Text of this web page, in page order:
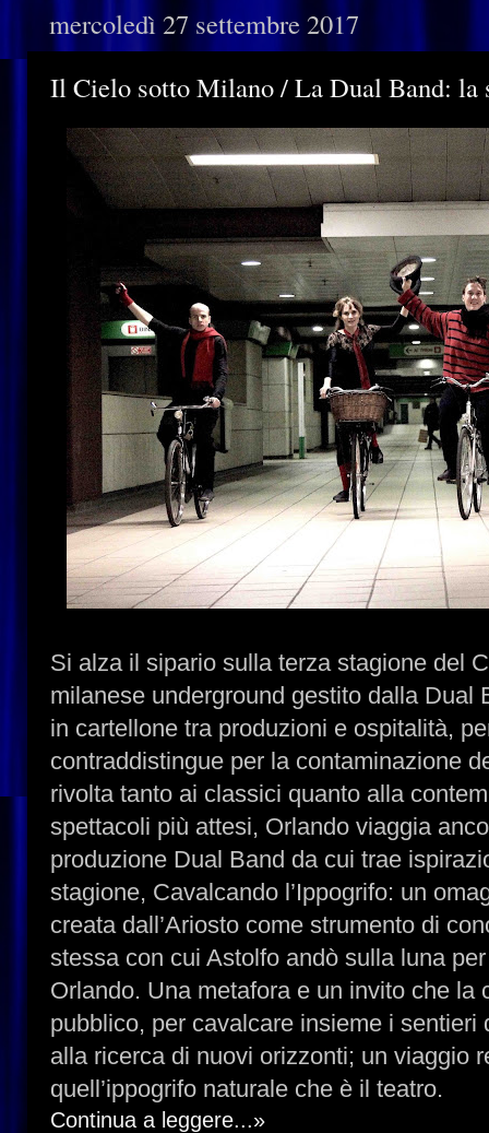
mercoledì 27 settembre 2017
Il Cielo sotto Milano / La Dual Band: la
Si alza il sipario sulla terza stagione del
milanese underground gestito dalla Dual
in cartellone tra produzioni e ospitalità,
contraddistingue per la contaminazione
rivolta tanto ai classici quanto alla
spettacoli più attesi, Orlando viaggia
produzione Dual Band da cui trae
stagione, Cavalcando l’Ippogrifo: un
creata dall’Ariosto come strumento di
stessa con cui Astolfo andò sulla luna
Orlando. Una metafora e un invito che la
pubblico, per cavalcare insieme i sentieri
alla ricerca di nuovi orizzonti; un viaggio
quell’ippogrifo naturale che è il teatro.
Continua a leggere...»